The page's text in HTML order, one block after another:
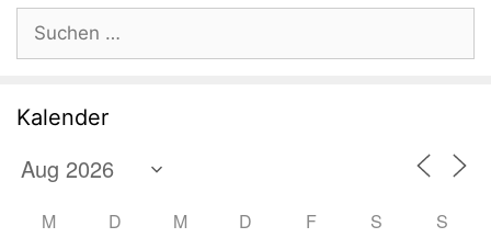
Suchen
nach:
Kalender
M D M D F S S